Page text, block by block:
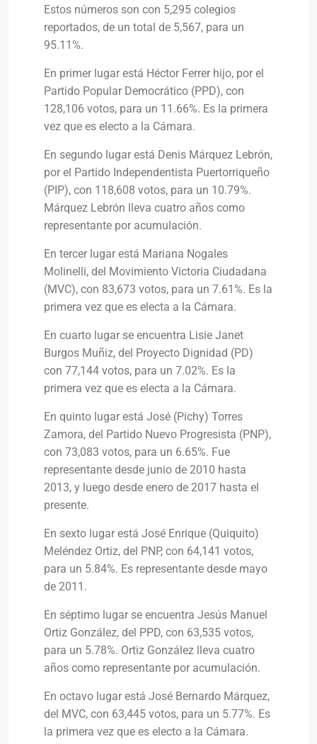
Estos números son con 5,295 colegios
reportados, de un total de 5,567, para un
95.11%.
En primer lugar está Héctor Ferrer hijo, por el
Partido Popular Democrático (PPD), con
128,106 votos, para un 11.66%. Es la primera
vez que es electo a la Cámara.
En segundo lugar está Denis Márquez Lebrón,
por el Partido Independentista Puertorriqueño
(PIP), con 118,608 votos, para un 10.79%.
Márquez Lebrón lleva cuatro años como
representante por acumulación.
En tercer lugar está Mariana Nogales
Molinelli, del Movimiento Victoria Ciudadana
(MVC), con 83,673 votos, para un 7.61%. Es la
primera vez que es electa a la Cámara.
En cuarto lugar se encuentra Lisie Janet
Burgos Muñiz, del Proyecto Dignidad (PD)
con 77,144 votos, para un 7.02%. Es la
primera vez que es electa a la Cámara.
En quinto lugar está José (Pichy) Torres
Zamora, del Partido Nuevo Progresista (PNP),
con 73,083 votos, para un 6.65%. Fue
representante desde junio de 2010 hasta
2013, y luego desde enero de 2017 hasta el
presente.
En sexto lugar está José Enrique (Quiquito)
Meléndez Ortiz, del PNP, con 64,141 votos,
para un 5.84%. Es representante desde mayo
de 2011.
En séptimo lugar se encuentra Jesús Manuel
Ortiz González, del PPD, con 63,535 votos,
para un 5.78%. Ortiz González lleva cuatro
años como representante por acumulación.
En octavo lugar está José Bernardo Márquez,
del MVC, con 63,445 votos, para un 5.77%. Es
la primera vez que es electo a la Cámara.